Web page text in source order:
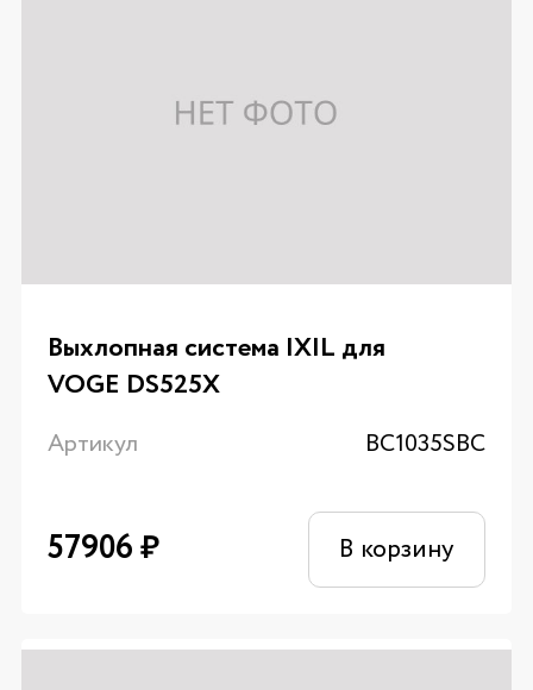
Выхлопная система IXIL для
VOGE DS525X
Артикул BC1035SBC
57906₽ В корзину